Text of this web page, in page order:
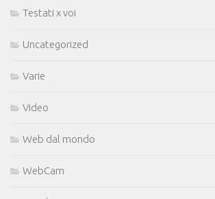
Testati x voi
Uncategorized
Varie
Video
Web dal mondo
WebCam